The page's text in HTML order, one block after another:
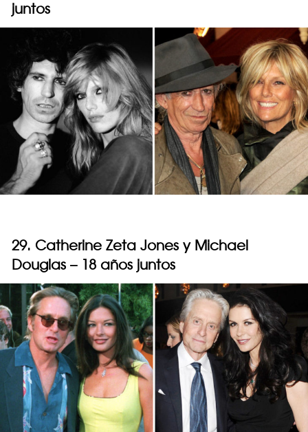
juntos
29. Catherine Zeta Jones y Michael
Douglas – 18 años juntos